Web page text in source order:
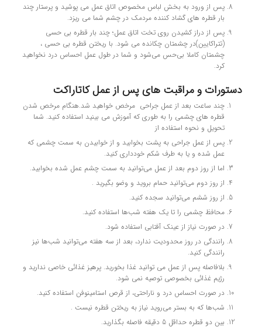
پس از ورود به بخش لباس مخصوص اتاق عمل مي پوشيد و پرستار چند
بار قطره هاي گشاد کننده مردمک در چشم شما مي ريزد.
پس از دراز کشيدن روي تخت اتاق عمل؛ چند بار قطره بي حسي
(تتراکايين)در چشمتان چکانده مي شود. با ريختن قطره بي حسي ،
‌چشمتان كاملا بي‌حس مي‌شود و شما در طول عمل احساس درد نخواهيد
كرد.
دستورات و مراقبت های پس از عمل کاتاراکت
چند ساعت بعد از عمل جراحي مرخص خواهيد شد.هنگام مرخص شدن
قطره هاي چشمي را به طوري كه آموزش مي بينيد استفاده كنيد. شما
تحویل و نحوه استفاده از
پس از عمل جراحي به پشت بخوابيد و از خوابيدن به سمت چشمي كه
عمل شده و يا به طرف شكم خودداري كنيد.
اما از روز دوم بعد از عمل می‌توانید به سمت چشم عمل شده بخوابید.
از روز دوم می‌توانید حمام بروید و وضو بگیرید .
از روز ششم می‌توانید سجده کنید.
محافظ چشمی را تا یک هفته شب‌ها استفاده کنید.
در صورت نیاز از عینک آفتابی استفاده شود.
رانندگی در روز محدودیت ندارد، بعد از سه هفته می‌توانید شب‌ها نیز
رانندگی کنید.
بلافاصله پس از عمل مي توانيد غذا بخوريد. پرهيز غذائي خاصي نداريد و
رژيم غذائي بخصوصي توصيه نمي شود.
در صورت احساس درد و ناراحتي، از قرص استامينوفن استفاده کنيد.
شب‌ها كه به بستر مي‌رويد نياز به ريختن قطره نيست .
بين دو قطره حداقل 5 دقيقه فاصله بگذاريد.